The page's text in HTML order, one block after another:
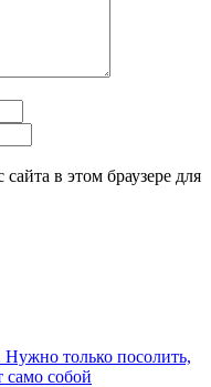
в этом браузере для
только посолить,
само собой